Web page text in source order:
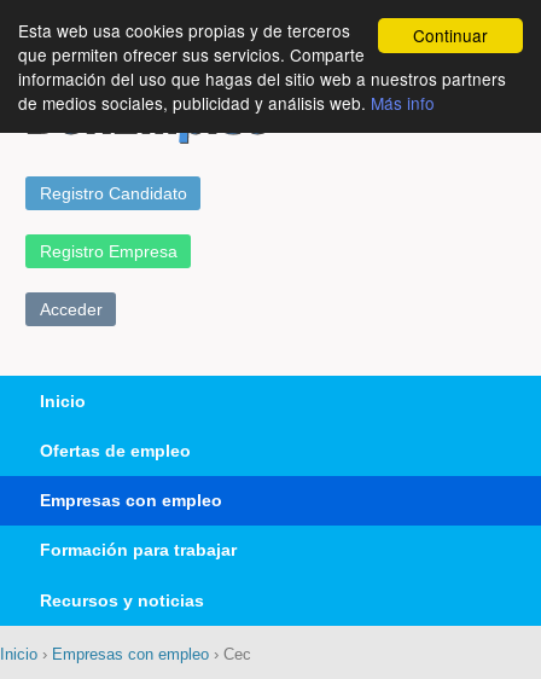
Continuar
Esta web usa cookies propias y de terceros
que permiten ofrecer sus servicios. Comparte
información del uso que hagas del sitio web a nuestros partners
de medios sociales, publicidad y análisis web. Más info
Registro Candidato
Registro Empresa
Acceder
Inicio
Ofertas de empleo
Empresas con empleo
Formación para trabajar
Recursos y noticias
Inicio › Empresas con empleo › Cec